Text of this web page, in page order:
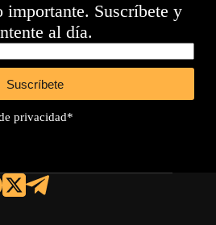
importante. Suscríbete y
al día.
Suscríbete
privacidad*